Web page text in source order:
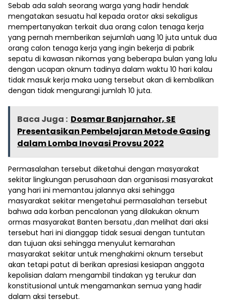
Sebab ada salah seorang warga yang hadir hendak
mengatakan sesuatu hal kepada orator aksi sekaligus
mempertanyakan terkait dua orang calon tenaga kerja
yang pernah memberikan sejumlah uang 10 juta untuk dua
orang calon tenaga kerja yang ingin bekerja di pabrik
sepatu di kawasan nikomas yang beberapa bulan yang lalu
dengan ucapan oknum tadinya dalam waktu 10 hari kalau
tidak masuk kerja maka uang tersebut akan di kembalikan
dengan tidak mengurangi jumlah 10 juta.
Baca Juga : Dosmar Banjarnahor, SE
Presentasikan Pembelajaran Metode Gasing
dalam Lomba Inovasi Provsu 2022
Permasalahan tersebut diketahui dengan masyarakat
sekitar lingkungan perusahaan dan organisasi masyarakat
yang hari ini memantau jalannya aksi sehingga
masyarakat sekitar mengetahui permasalahan tersebut
bahwa ada korban pencalonan yang dilakukan oknum
ormas masyarakat Banten bersatu ,dan melihat dari aksi
tersebut hari ini dianggap tidak sesuai dengan tuntutan
dan tujuan aksi sehingga menyulut kemarahan
masyarakat sekitar untuk menghakimi oknum tersebut
akan tetapi patut di berikan apresiasi kesiapan anggota
kepolisian dalam mengambil tindakan yg terukur dan
konstitusional untuk mengamankan semua yang hadir
dalam aksi tersebut.